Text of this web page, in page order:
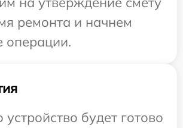
ремонта и начнем
операции.
устройство будет готово